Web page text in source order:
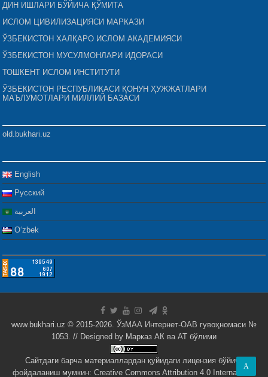
ДИН ИШЛАРИ БЎЙИЧА ҚЎМИТА
ИСЛОМ ЦИВИЛИЗАЦИЯСИ МАРКАЗИ
ЎЗБЕКИСТОН ХАЛҚАРО ИСЛОМ АКАДЕМИЯСИ
ЎЗБЕКИСТОН МУСУЛМОНЛАРИ ИДОРАСИ
ТОШКЕНТ ИСЛОМ ИНСТИТУТИ
ЎЗБЕКИСТОН РЕСПУБЛИКАСИ ҚОНУН ҲУЖЖАТЛАРИ
МАЪЛУМОТЛАРИ МИЛЛИЙ БАЗАСИ
old.bukhari.uz
English
Русский
العربية
Oʻzbek
www.bukhari.uz © 2015-2026. ЎзМАА Интернет-ОАВ гувоҳномаси №
1053. // Designed by Марказ АК ва АТ бўлими
Сайтдаги барча материаллардан қуйидаги лицензия бўйича
фойдаланиш мумкин: Creative Commons Attribution 4.0 International
A